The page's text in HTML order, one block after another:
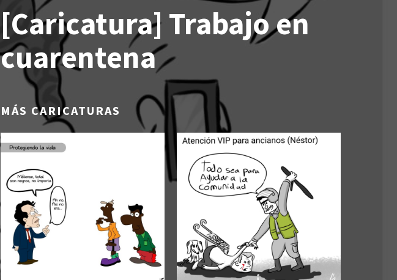
[Caricatura] Trabajo en
cuarentena
MÁS CARICATURAS